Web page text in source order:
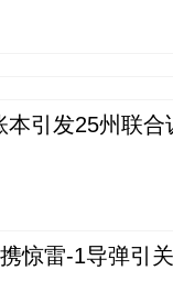
本引发25州联合
惊雷-1导弹引